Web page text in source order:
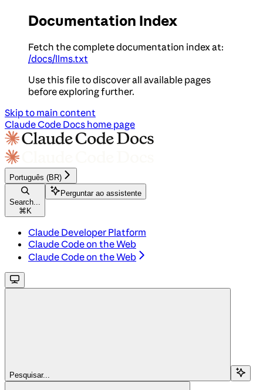
Documentation Index
Fetch the complete documentation index at:
/docs/llms.txt
Use this file to discover all available pages
before exploring further.
Skip to main content
Claude Code Docs home page
Português (BR)
Search...
⌘ K
Perguntar ao assistente
Claude Developer Platform
Claude Code on the Web
Claude Code on the Web
Pesquisar...